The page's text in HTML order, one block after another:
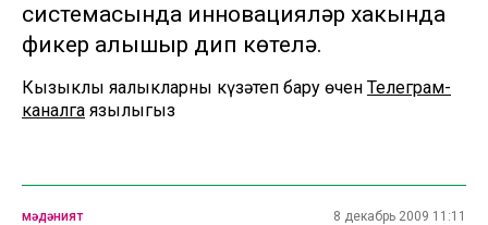
системасында инновацияләр хакында
фикер алышыр дип көтелә.
Кызыклы яңалыкларны күзәтеп бару өчен Телеграм-
каналга язылыгыз
мәдәният 8 декабрь 2009 11:11